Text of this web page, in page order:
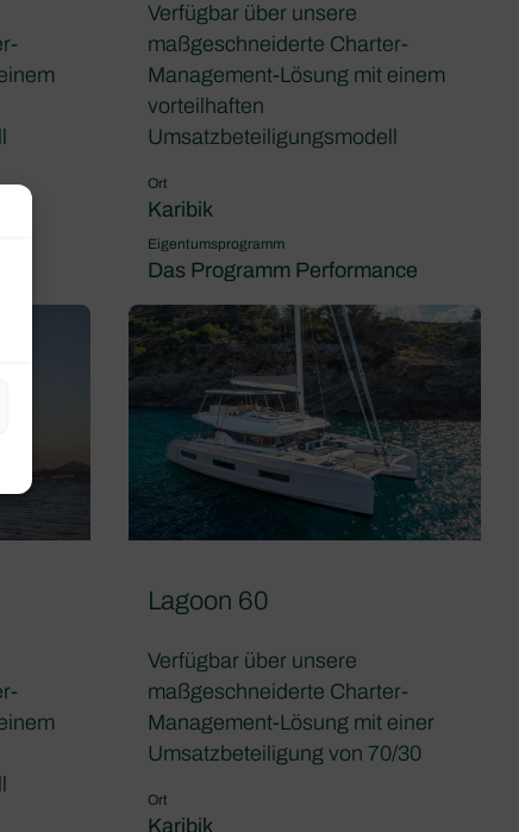
Verfügbar über unsere
maßgeschneiderte Charter-
Management-Lösung mit einem
vorteilhaften
Umsatzbeteiligungsmodell
Ort
Karibik
Eigentumsprogramm
Das Programm Performance
Lagoon 60
Verfügbar über unsere
maßgeschneiderte Charter-
Management-Lösung mit einer
Umsatzbeteiligung von 70/30
Ort
Karibik